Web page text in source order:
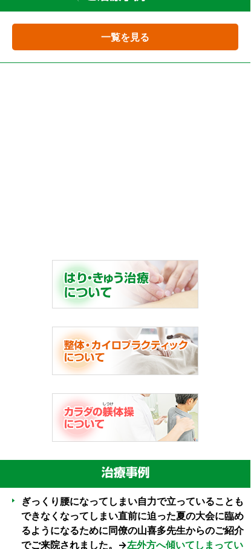
一覧を見る
ぎっくり腰になってしまい自力で立っていることも
できなくなってしまい直前に迫った夏の大会に臨め
るようになるために同僚の山喜多先生からのご紹介
でご来院されました。→左外方へ傾いてしまってい